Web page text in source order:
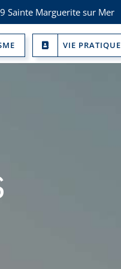
Sainte Marguerite sur Mer
VIE PRATIQUE